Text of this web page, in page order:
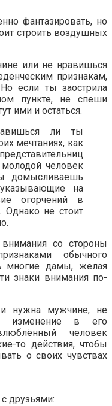
фантазировать, но
строить воздушных
или не нравишься
признакам,
если ты заострила
пункте, не спеши
ими и остаться.
ли ты
мечтаниях, как
человек
домысливаешь
на
огорчений в
не стоит
со стороны
обычного
многие дамы, желая
знаки внимания по-
нужна мужчине, не
изменение в его
человек
то действия, чтобы
о своих чувствах
друзьями: